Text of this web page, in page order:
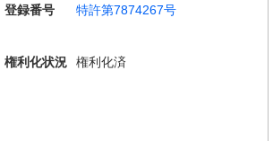
登録番号
特許第7874267号
権利化状況
権利化済